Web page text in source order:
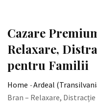
Cazare
Relaxare,
pentru Familii
Home -Ardeal
Bran – Relaxare,